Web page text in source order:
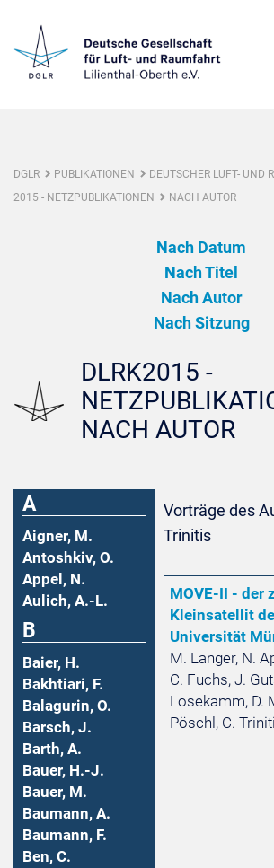
DGLR PUBLIKATIONEN
DEUTSCHER LUFT- UND
2015 - NETZPUBLIKATIONEN
NACH AUTOR
Nach Datum
Nach Titel
Nach Autor
Nach Sitzung
DLRK2015 -
NACH AUTOR
A
Aigner, M.
Antoshkiv, O.
Appel, N.
Aulich, A.-L.
B
Baier, H.
Bakhtiari, F.
Balagurin, O.
Barsch, J.
Barth, A.
Bauer, H.-J.
Bauer, M.
Baumann, A.
Baumann, F.
Ben, C.
Vorträge des
Trinitis
MOVE-II - der
Kleinsatellit
Universität
M. Langer, N.
C. Fuchs, J.
Losekamm, D.
Pöschl, C.